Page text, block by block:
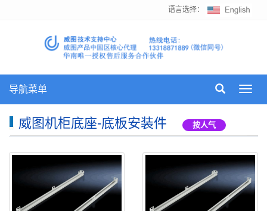
语言选择：
导航菜单
威图机柜底座-底板安装件 按人气